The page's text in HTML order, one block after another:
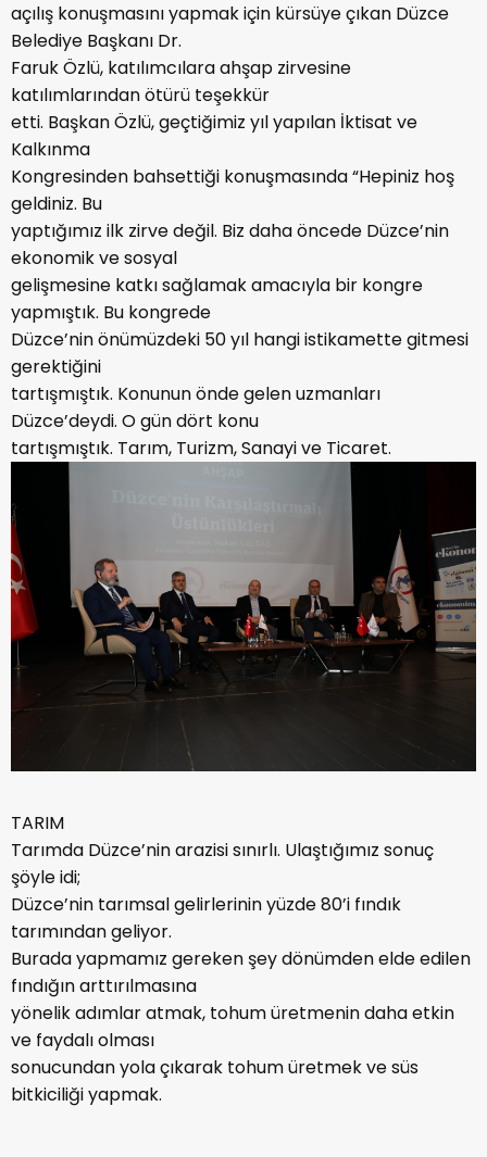
açılış konuşmasını yapmak için kürsüye çıkan Düzce
Belediye Başkanı Dr.
Faruk Özlü, katılımcılara ahşap zirvesine
katılımlarından ötürü teşekkür
etti. Başkan Özlü, geçtiğimiz yıl yapılan İktisat ve
Kalkınma
Kongresinden bahsettiği konuşmasında “Hepiniz hoş
geldiniz. Bu
yaptığımız ilk zirve değil. Biz daha öncede Düzce’nin
ekonomik ve sosyal
gelişmesine katkı sağlamak amacıyla bir kongre
yapmıştık. Bu kongrede
Düzce’nin önümüzdeki 50 yıl hangi istikamette gitmesi
gerektiğini
tartışmıştık. Konunun önde gelen uzmanları
Düzce’deydi. O gün dört konu
tartışmıştık. Tarım, Turizm, Sanayi ve Ticaret.
TARIM
Tarımda Düzce’nin arazisi sınırlı. Ulaştığımız sonuç
şöyle idi;
Düzce’nin tarımsal gelirlerinin yüzde 80’i fındık
tarımından geliyor.
Burada yapmamız gereken şey dönümden elde edilen
fındığın arttırılmasına
yönelik adımlar atmak, tohum üretmenin daha etkin
ve faydalı olması
sonucundan yola çıkarak tohum üretmek ve süs
bitkiciliği yapmak.